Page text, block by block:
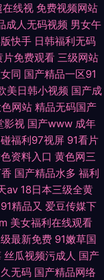
在线视 免费视频网站
成人无码视频 男女午
快手 日韩福利无码
片免费观看 三级网站
同 国产精品一区91
美日韩小视频 国产成
网站 精品无码国产
影视 国产www 成年
福利97视屏 91看片
资料入口 黄色网三
国产精品水多 福利
av 18日本三级全黄
91精品又 爱豆传媒下
美女福利在线观看
最新免费 91嫩草国
丝瓜视频污成人 国产
无码 国产精品网络